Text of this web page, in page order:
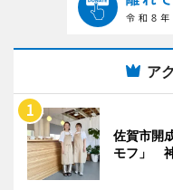
ア
佐賀市開
モフ」